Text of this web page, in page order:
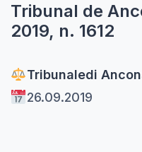
Tribunal de
2019, n. 1612
Tribunaledi
26.09.2019